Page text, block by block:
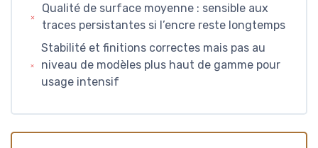
Qualité de surface moyenne : sensible aux
traces persistantes si l’encre reste longtemps
Stabilité et finitions correctes mais pas au
niveau de modèles plus haut de gamme pour
usage intensif